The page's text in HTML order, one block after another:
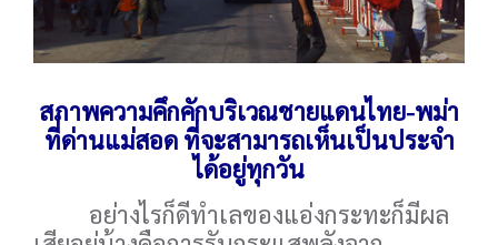
สภาพความคึกคักบริเวณชายแดนไทย-พม่า
ที่ด่านแม่สอด ที่จะสามารถเห็นเป็นประจำ
ได้อยู่ทุกวัน
อย่างไรก็ดีทำเลของแอ่งกระทะก็มีผล